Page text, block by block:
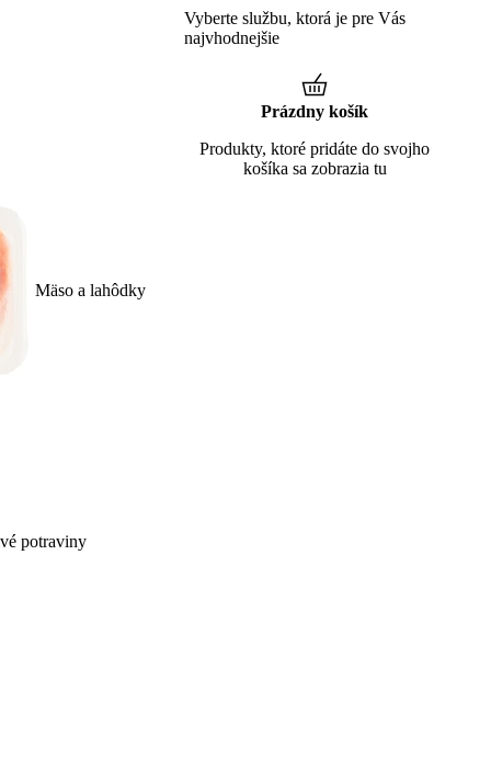
Mäso a lahôdky
potraviny
Vyberte službu, ktorá je pre Vás
najvhodnejšie
Prázdny košík
Produkty, ktoré pridáte do svojho
košíka sa zobrazia tu